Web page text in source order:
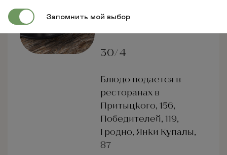
4.50 BYN
30/4
Блюдо подается в
ресторанах в
Притыцкого, 156,
Победителей, 119,
Гродно, Янки Купалы,
87
Запомнить мой выбор